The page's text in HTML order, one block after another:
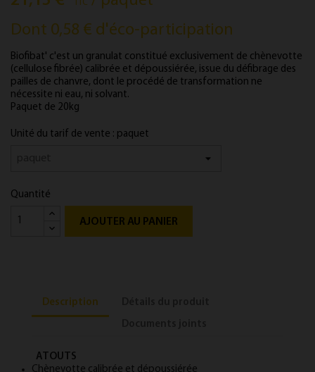
TTC
Dont 0,58 € d'éco-participation
Biofibat' c'est un granulat constitué exclusivement de chènevotte
(cellulose fibrée) calibrée et dépoussiérée, issue du défibrage des
pailles de chanvre, dont le procédé de transformation ne
nécessite ni eau, ni solvant.
Paquet de 20kg
Unité du tarif de vente : paquet
Quantité
AJOUTER AU PANIER
Description
ATOUTS
Chènevotte calibrée et dépoussiérée